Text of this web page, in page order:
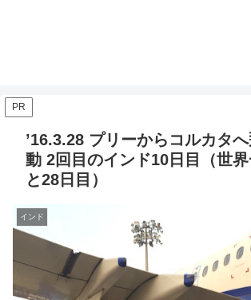
PR
’16.3.28 プリーからコルカタ
動 2回目のインド10日目（世界
と28日目）
インド